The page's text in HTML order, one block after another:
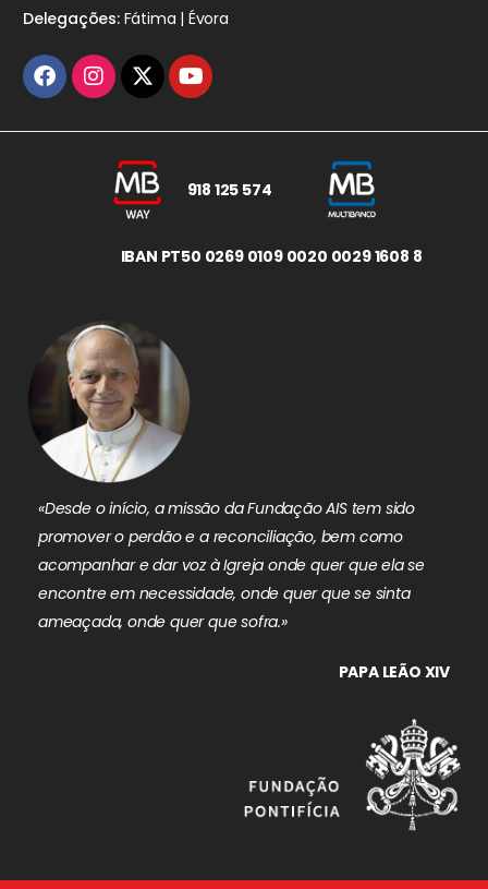
Delegações:Fátima | Évora
918 125 574
IBAN PT50 0269 0109 0020 0029 1608 8
«Desde o início, a missão da Fundação AIS tem sido
promover o perdão e a reconciliação, bem como
acompanhar e dar voz à Igreja onde quer que ela se
encontre em necessidade, onde quer que se sinta
ameaçada, onde quer que sofra.»
PAPA LEÃO XIV